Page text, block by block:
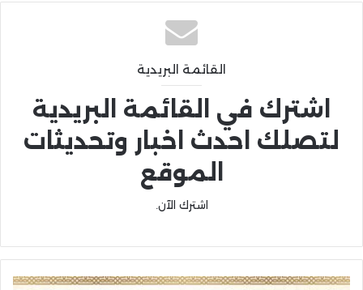
القائمة البريدية
اشترك في القائمة البريدية
لتصلك احدث اخبار وتحديثات
الموقع
اشترك الآن.